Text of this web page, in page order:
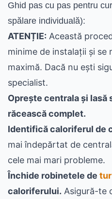
Ghid pas cu pas pentru
spălare individuală):
ATENȚIE: Această
minime de instalații și se
maximă. Dacă nu ești
specialist.
Oprește centrala și lasă
răcească complet.
Identifică caloriferul de
mai îndepărtat de
cele mai mari probleme.
Închide robinetele de
caloriferului. Asigură-te